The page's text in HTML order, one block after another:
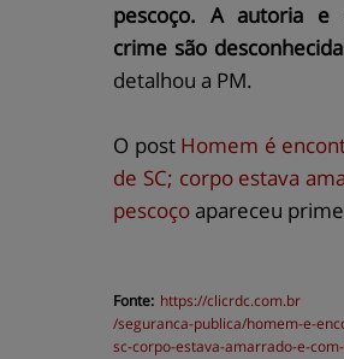
pescoço. A autoria e
crime são
detalhou a PM.
O post Homem é
de SC; corpo estava
pescoço apareceu
Fonte: https://clicrdc.com.br
/seguranca-publica/homem-e-
sc-corpo-estava-amarrado-e-